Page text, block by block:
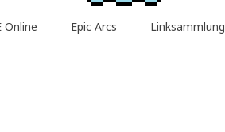
Online Epic Arcs Linksammlung